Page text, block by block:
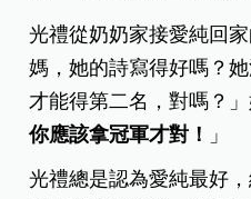
光禮從奶奶家接愛純回
媽，她的詩寫得好嗎？
才能得第二名，對嗎？
你應該拿冠軍才對！
」
光禮總是認為愛純最好